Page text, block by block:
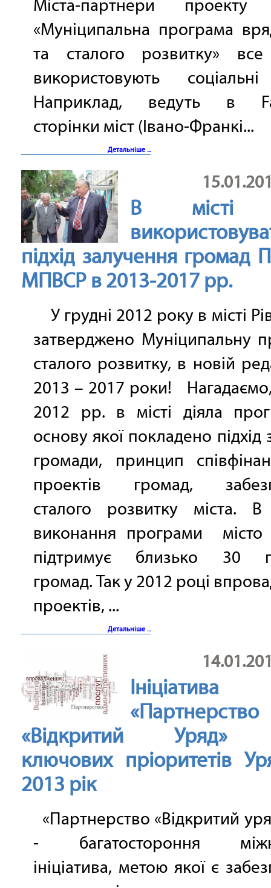
Міста-партнери
«Муніципальна програма
та сталого розвитку» все
використовують
Наприклад, ведуть в
сторінки міст (Івано-Франкі...
Детальніше ...
В місті
підхід залучення
МПВСР в 2013-2017 рр.
У грудні 2012 року в місті
затверджено Муніципальну
сталого розвитку, в новій
2013 – 2017 роки!
2012 рр. в місті діяла
основу якої покладено підхід
громади, принцип
проектів громад,
сталого розвитку міста.
виконання програми
підтримує близько 30
громад. Так у 2012 році
проектів, ...
Детальніше ...
Ініціатива
«Партнерство
«Відкритий Уряд»
ключових пріоритетів
2013 рік
«Партнерство «Відкритий
- багатостороння
ініціатива, метою якої є